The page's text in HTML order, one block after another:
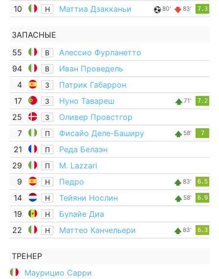
10 Н Маттиа Дзакканьи 80' 83' 7.3
ЗАПАСНЫЕ
55
В
Алессио Фурланетто
94
В
Иван Проведель
4
З
Патрик Габаррон
17
З Нуно Тавареш 71' 7.2
25 З
Оливер Провстгор
7
П Фисайо Деле-Баширу 58' 7
21 П
Реда Белаэн
29
П
M. Lazzari
9
Н Педро 83' 6.5
14 Н Тейяни Нослин 58' 6.9
19 Н
Булайе Диа
22
Н Маттео Канчельери 83' 6.3
ТРЕНЕР
Маурицио Сарри